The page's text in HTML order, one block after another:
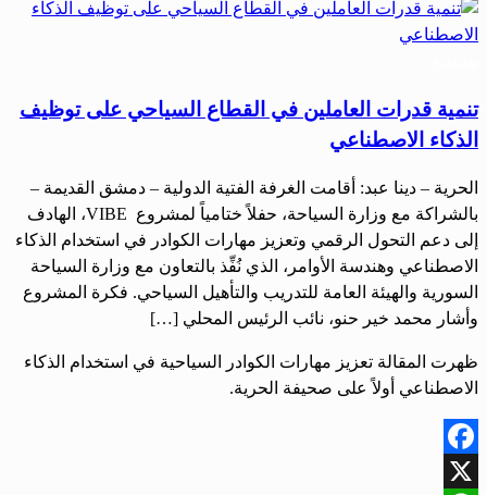
تنمية قدرات العاملين في القطاع السياحي على توظيف
الذكاء الاصطناعي
الحرية – دينا عبد: أقامت الغرفة الفتية الدولية – دمشق القديمة –
بالشراكة مع وزارة السياحة، حفلاً ختامياً لمشروع VIBE، الهادف
إلى دعم التحول الرقمي وتعزيز مهارات الكوادر في استخدام الذكاء
الاصطناعي وهندسة الأوامر، الذي نُفِّذ بالتعاون مع وزارة السياحة
السورية والهيئة العامة للتدريب والتأهيل السياحي. فكرة المشروع
وأشار محمد خير حنو، نائب الرئيس المحلي […]
ظهرت المقالة تعزيز مهارات الكوادر السياحية في استخدام الذكاء
الاصطناعي أولاً على صحيفة الحرية.
Facebook